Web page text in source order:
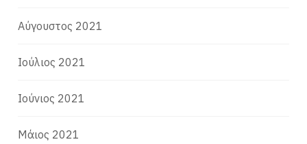
Αύγουστος 2021
Ιούλιος 2021
Ιούνιος 2021
Μάιος 2021